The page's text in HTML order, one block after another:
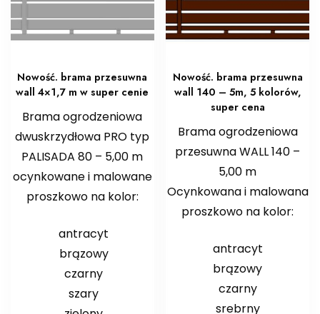
Nowość. brama przesuwna
wall 4×1,7 m w super cenie
Brama ogrodzeniowa
dwuskrzydłowa PRO typ
PALISADA 80 – 5,00 m
ocynkowane i malowane
proszkowo na kolor:
antracyt
brązowy
czarny
szary
Nowość. brama przesuwna
wall 140 – 5m, 5 kolorów,
super cena
Brama ogrodzeniowa
przesuwna WALL 140 –
5,00 m
Ocynkowana i malowana
proszkowo na kolor:
antracyt
brązowy
czarny
srebrny